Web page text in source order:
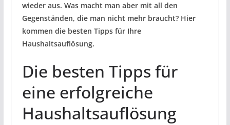
wieder aus. Was macht man aber mit all den
Gegenständen, die man nicht mehr braucht? Hier
kommen die besten Tipps für Ihre
Haushaltsauflösung.
Die besten Tipps für
eine erfolgreiche
Haushaltsauflösung